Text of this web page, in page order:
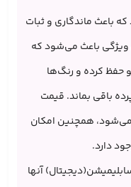
باعث ماندگاری و ثبات
ویژگی باعث می‌شود که
حفظ کرده و رنگ‌ها
باقی بماند. قیمت
می‌شود، همچنین امکان
دارد.
آنها